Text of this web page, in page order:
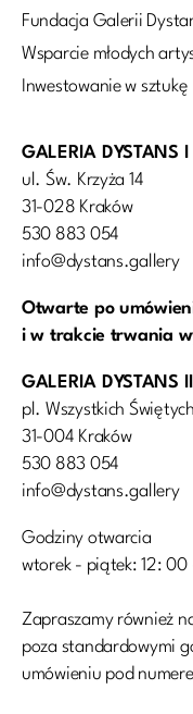
Fundacja Galerii
Wsparcie młodych
Inwestowanie w sztukę
GALERIA DYSTANS I
ul. Św. Krzyża 14
31-028 Kraków
530 883 054
info@dystans.gallery
Otwarte po
i w trakcie trwania
GALERIA DYSTANS II
pl. Wszystkich
31-004 Kraków
530 883 054
info@dystans.gallery
Godziny otwarcia
wtorek - piątek: 12: 00
Zapraszamy również
poza standardowymi
umówieniu pod